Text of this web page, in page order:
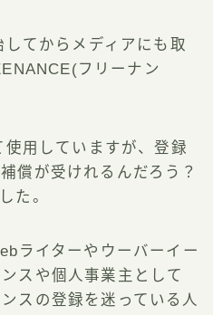
てからメディアにも取
フリーナン
用していますが、登録
償が受けれるんだろう？
た。
ライターやウーバーイー
スや個人事業主として
スの登録を迷っている人